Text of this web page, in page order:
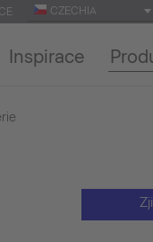
CZECHIA
Inspirace